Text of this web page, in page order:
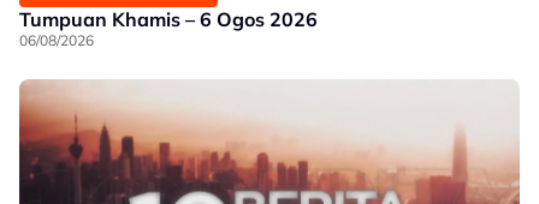
Tumpuan Khamis – 6 Ogos 2026
06/08/2026